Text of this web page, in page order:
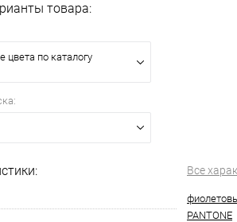
товара:
цвета по каталогу
Все
PANTONE